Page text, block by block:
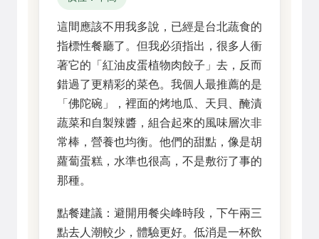
這間應該不用我多說，已經是台北蔬食的
指標性餐廳了。但我必須指出，很多人衝
著它的「紅油皮蛋植物肉餃子」去，反而
錯過了更精彩的菜色。我個人最推薦的是
「佛陀碗」，裡面的烤地瓜、天貝、醃漬
蔬菜和自製辣醬，組合起來的風味層次非
常棒，營養也均衡。他們的甜點，像是胡
蘿蔔蛋糕，水準也很高，不是敷衍了事的
那種。
點餐建議：避開用餐尖峰時段，下午兩三
點去人潮較少，體驗更好。低消是一杯飲